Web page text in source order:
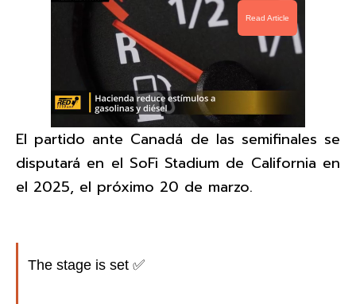
Read Article
El partido ante Canadá de las semifinales se
disputará en el SoFi Stadium de California en
el 2025, el próximo 20 de marzo.
The stage is set ✅